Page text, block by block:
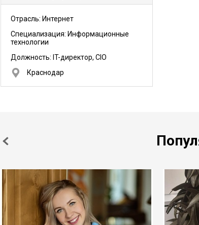
Отрасль: Интернет
Специализация: Информационные
технологии
Должность: IT-директор, CIO
Краснодар